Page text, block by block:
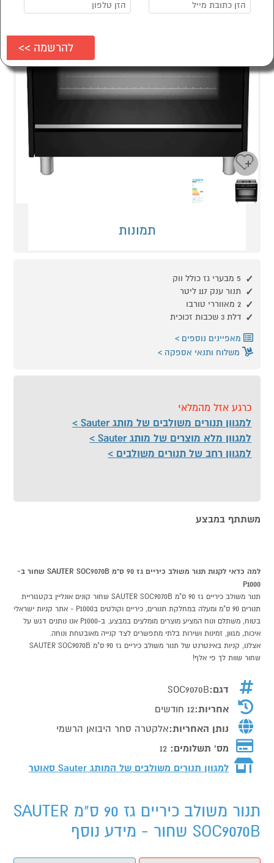
תמונות
5 מבערי גז כולל ווק
תנור ענק 117 ליטר
2 מאווררי טורבו
דלת 3 שכבות זכוכית
מאפיינים נוספים
משלוח ותנאי אספקה
כרגע אזל מהמלאי
למגוון תנורים משולבים של מותג Sauter
למגוון מלא מוצרים של מותג Sauter
למגוון רחב של תנורים משולבים
משתתף במבצע
למה כדאי לקנות תנור משולב כיריים גז 90 ס"מ SAUTER SOC9070B שחור ב-
P1000
תנור משולב כיריים גז 90 ס"מ SAUTER SOC9070B שחור קונים אונליין בקטגוריית
תנורים 90 ס"מ ומעלה במחלקת תנורים, כיריים וקולטים בP1000 - אתר קניות ישראלי
בטוח, משתלם ונוח המציע מוצרים מומלצים במבצע. ב-P1000 אנו נותנים דגש על
איכות, מגוון, זמינות ושירות בלתי מתפשרים לצד קנייה מאובטחת ונוחה.
אצלנו, קניות באינטרנט של תנור משולב כיריים גז 90 ס"מ SAUTER SOC9070B
שחור שוות לך פי אלף!
דגם:SOC9070B
אחריות:12 חודשים
נותן האחריות:אלקטרה סחר היבואן הרשמי
מס' תשלומים: 12
למגוון תנורים משולבים של המותג Sauter סאוטר
תנור משולב כיריים גז 90 ס"מ SAUTER
SOC9070B שחור - מידע נוסף